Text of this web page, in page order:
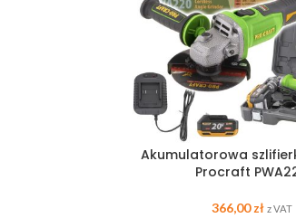
Akumulatorowa
Procraft
366,00zł z VAT